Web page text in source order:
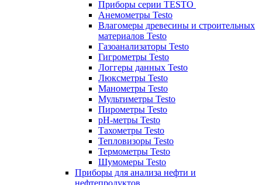
Приборы серии TESTO
Анемометры Testo
Влагомеры древесины и строительных
материалов Testo
Газоанализаторы Testo
Гигрометры Testo
Логгеры данных Testo
Люксметры Testo
Манометры Testo
Мультиметры Testo
Пирометры Testo
pH-метры Testo
Тахометры Testo
Тепловизоры Testo
Термометры Testo
Шумомеры Testo
Приборы для анализа нефти и
нефтепродуктов